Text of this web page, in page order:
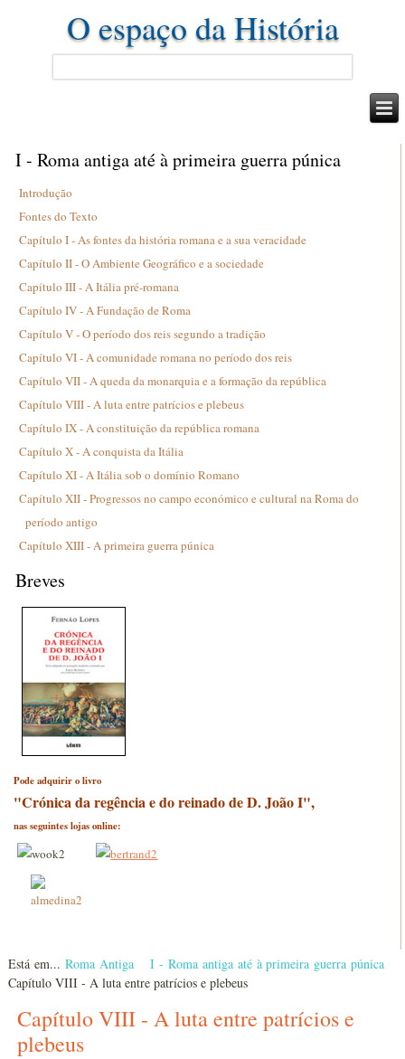
O espaço da História
I - Roma antiga até à primeira guerra púnica
Introdução
Fontes do Texto
Capítulo I - As fontes da história romana e a sua veracidade
Capítulo II - O Ambiente Geográfico e a sociedade
Capítulo III - A Itália pré-romana
Capítulo IV - A Fundação de Roma
Capítulo V - O período dos reis segundo a tradição
Capítulo VI - A comunidade romana no período dos reis
Capítulo VII - A queda da monarquia e a formação da república
Capítulo VIII - A luta entre patrícios e plebeus
Capítulo IX - A constituição da república romana
Capítulo X - A conquista da Itália
Capítulo XI - A Itália sob o domínio Romano
Capítulo XII - Progressos no campo económico e cultural na Roma do
período antigo
Capítulo XIII - A primeira guerra púnica
Breves
Pode adquirir o livro
"Crónica da regência e do reinado de D. João I",
nas seguintes lojas online:
Está em...Roma Antiga
I - Roma antiga até à primeira guerra púnica
Capítulo VIII - A luta entre patrícios e plebeus
Capítulo VIII - A luta entre patrícios e
plebeus